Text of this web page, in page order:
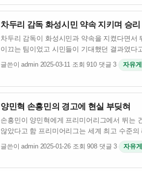
차두리 감독 화성시민 약속 지키며 승리
차두리 감독이 화성시민과 약속을 지켰다면서
이끄는 팀이었고 시민들이 기대했던 결과였
글쓴이 admin·2025-03-11·조회 910·댓글 3· 자유
양민혁 손흥민의 경고에 현실 부딪혀
손흥민이 양민혁에게 프리미어리그에서 뛰는
않았다고 함 프리미어리그는 세계 최고 수준
글쓴이 admin·2025-01-26·조회 908·댓글 3· 자유